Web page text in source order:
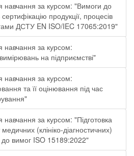
навчання за курсом: "Вимоги до
продукції, процесів
ДСТУ EN ISO/IEC 17065:2019"
навчання за курсом:
на підприємстві"
навчання за курсом:
та її оцінювання під час
за курсом: "Підготовка
(клініко-діагностичних)
до вимог ISO 15189:2022"